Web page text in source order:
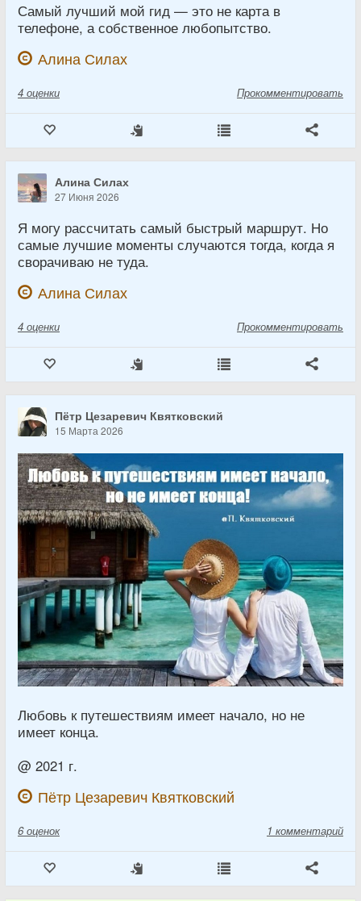
Самый лучший мой гид — это не карта в
телефоне, а собственное любопытство.
Алина Силах
4 оценки Прокомментировать
Алина Силах
27 Июня 2026
Я могу рассчитать самый быстрый маршрут. Но
самые лучшие моменты случаются тогда, когда я
сворачиваю не туда.
Алина Силах
4 оценки Прокомментировать
Пётр Цезаревич Квятковский
15 Марта 2026
Любовь к путешествиям имеет начало, но не
имеет конца.
@ 2021 г.
Пётр Цезаревич Квятковский
6 оценок 1 комментарий